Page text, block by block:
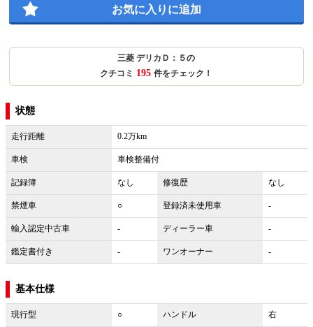
お気に入りに追加
三菱 デリカＤ：５の
クチコミ 195 件をチェック！
状態
走行距離 0.2万km
車検 車検整備付
記録簿 なし 修復歴 なし
禁煙車 ○ 登録済未使用車 -
輸入認定中古車 - ディーラー車 -
鑑定書付き - ワンオーナー -
基本仕様
現行型 ○ ハンドル
右